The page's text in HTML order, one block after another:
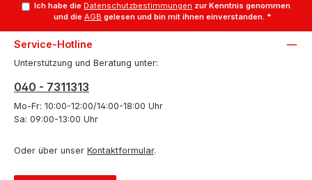
Ich habe die Datenschutzbestimmungen zur Kenntnis genommen
und dieAGB gelesen und bin mit ihnen einverstanden. *
Service-Hotline
Unterstützung und Beratung unter:
040 - 7311313
Mo-Fr: 10:00-12:00/14:00-18:00 Uhr
Sa: 09:00-13:00 Uhr
Oder über unser Kontaktformular.